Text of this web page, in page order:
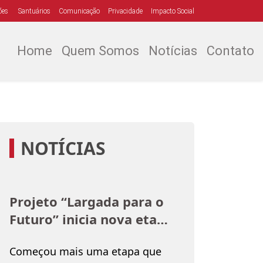
Santuários Comunicação Privacidade Impacto Social
Home Quem Somos Notícias Contato
NOTÍCIAS
Projeto “Largada para o
Futuro” inicia nova etapa
Bosco
Começou mais uma etapa que